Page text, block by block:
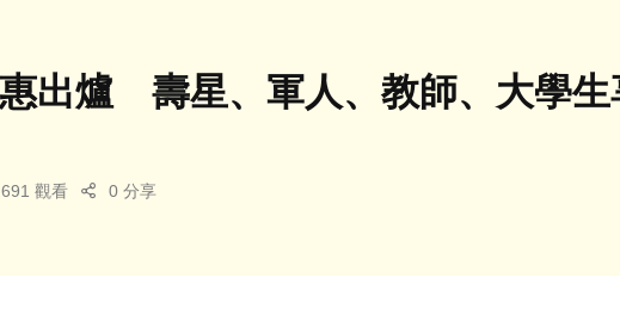
出爐 壽星、軍人、教師、大學生
觀看 0 分享